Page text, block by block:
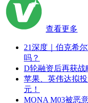
查看更多
21深度｜伯克希
吗？
D轮融资后再获战
苹果、英伟达拟
元！
MONA M03被恶